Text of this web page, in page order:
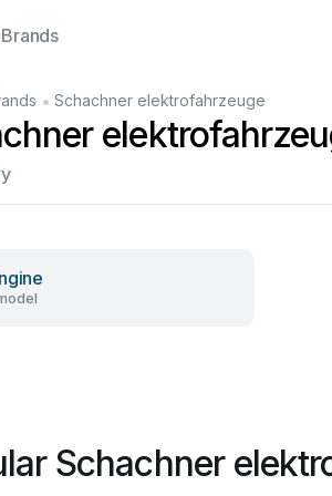
Brands
• Schachner elektrofahrzeuge
Schachner